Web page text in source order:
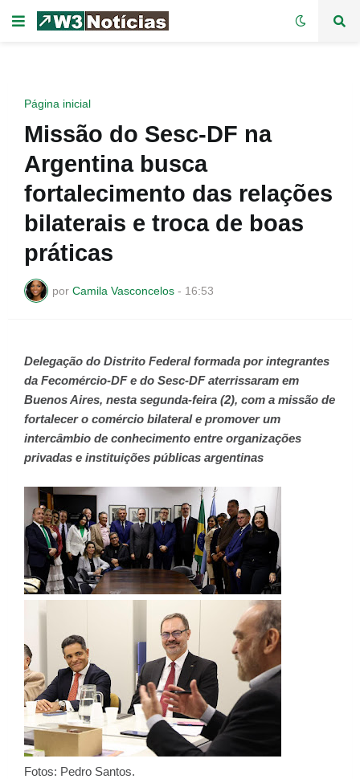
Página inicial
Missão do Sesc-DF na
Argentina busca
fortalecimento das relações
bilaterais e troca de boas
práticas
por Camila Vasconcelos - 16:53
Delegação do Distrito Federal formada por integrantes
da Fecomércio-DF e do Sesc-DF aterrissaram em
Buenos Aires, nesta segunda-feira (2), com a missão de
fortalecer o comércio bilateral e promover um
intercâmbio de conhecimento entre organizações
privadas e instituições públicas argentinas
Fotos: Pedro Santos.